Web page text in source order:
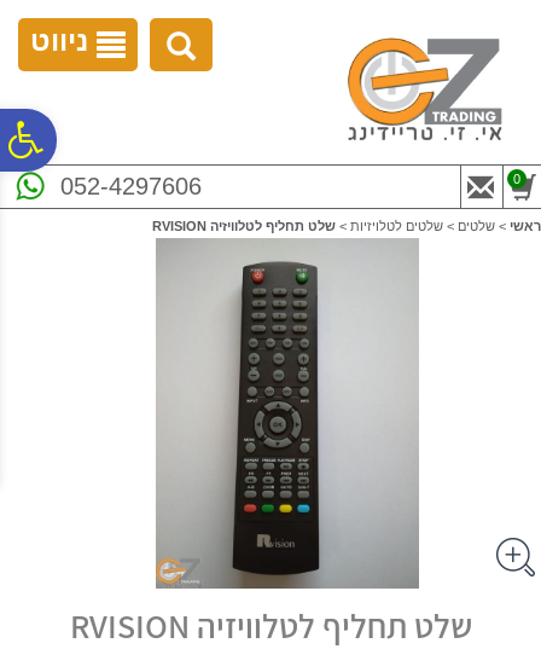
נגישות
ניווט
052-4297606 0
ראשי > שלטים > שלטים לטלויזיות > שלט תחליף לטלוויזיה RVISION
שלט תחליף לטלוויזיה RVISION